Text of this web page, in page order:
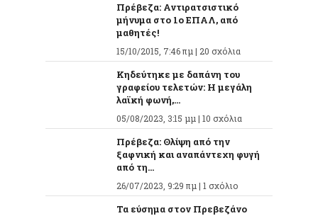
Πρέβεζα: Αντιρατσιστικό
μήνυμα στο 1ο ΕΠΑΛ, από
μαθητές!
15/10/2015, 7:46 πμ | 20 σχόλια
Κηδεύτηκε με δαπάνη του
γραφείου τελετών: Η μεγάλη
λαϊκή φωνή,...
05/08/2023, 3:15 μμ | 10 σχόλια
Πρέβεζα: Θλίψη από την
ξαφνική και αναπάντεχη φυγή
από τη...
26/07/2023, 9:29 πμ | 1 σχόλιο
Τα εύσημα στον Πρεβεζάνο